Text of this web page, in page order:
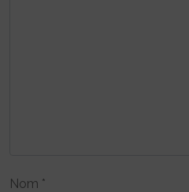
Nom *